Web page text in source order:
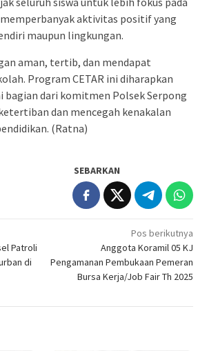
aktivitas positif yang
maupun lingkungan.
aman, tertib, dan mendapat
Program CETAR ini diharapkan
bagian dari komitmen Polsek Serpong
dan mencegah kenakalan
(Ratna)
SEBARKAN
Patroli
di
Pos berikutnya
Anggota Koramil 05 KJ
Pengamanan Pembukaan Pemeran
Bursa Kerja/Job Fair Th 2025